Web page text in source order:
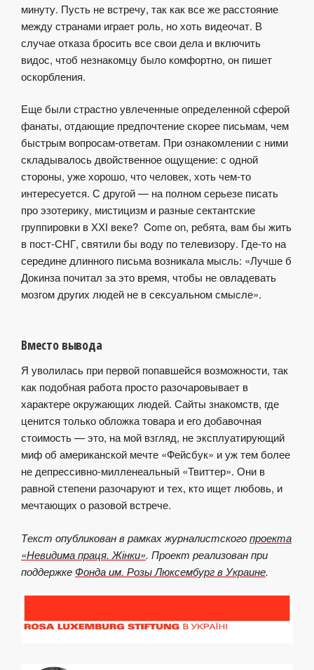
минуту. Пусть не встречу, так как все же расстояние
между странами играет роль, но хоть видеочат. В
случае отказа бросить все свои дела и включить
видос, чтоб незнакомцу было комфортно, он пишет
оскорбления.
Еще были страстно увлеченные определенной сферой
фанаты, отдающие предпочтение скорее письмам, чем
быстрым вопросам-ответам. При ознакомлении с ними
складывалось двойственное ощущение: с одной
стороны, уже хорошо, что человек, хоть чем-то
интересуется. С другой — на полном серьезе писать
про эзотерику, мистицизм и разные сектантские
группировки в ХХІ веке? Come on, ребята, вам бы жить
в пост-СНГ, святили бы воду по телевизору. Где-то на
середине длинного письма возникала мысль: «Лучше б
Докинза почитал за это время, чтобы не овладевать
мозгом других людей не в сексуальном смысле».
Вместо вывода
Я уволилась при первой попавшейся возможности, так
как подобная работа просто разочаровывает в
характере окружающих людей. Сайты знакомств, где
ценится только обложка товара и его добавочная
стоимость — это, на мой взгляд, не эксплуатирующий
миф об американской мечте «Фейсбук» и уж тем более
не депрессивно-милленеальный «Твиттер». Они в
равной степени разочаруют и тех, кто ищет любовь, и
мечтающих о разовой встрече.
Текст опубликован в рамках журналистскогопроекта
«Невидима праця. Жінки». Проект реализован при
поддержке Фонда им. Розы Люксембург в Украине.